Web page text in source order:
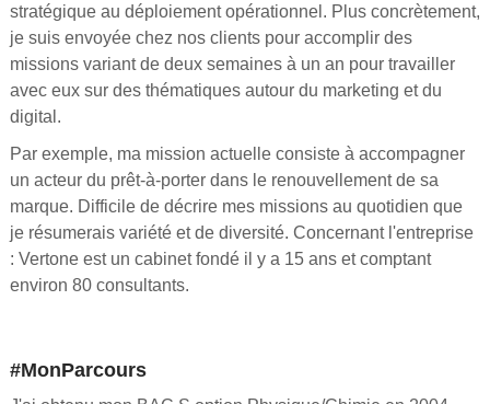
stratégique au déploiement opérationnel. Plus concrètement,
je suis envoyée chez nos clients pour accomplir des
missions variant de deux semaines à un an pour travailler
avec eux sur des thématiques autour du marketing et du
digital.
Par exemple, ma mission actuelle consiste à accompagner
un acteur du prêt-à-porter dans le renouvellement de sa
marque. Difficile de décrire mes missions au quotidien que
je résumerais variété et de diversité. Concernant l'entreprise
: Vertone est un cabinet fondé il y a 15 ans et comptant
environ 80 consultants.
#MonParcours